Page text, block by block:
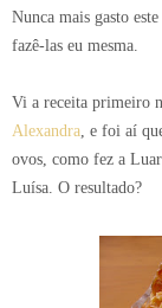
Nunca mais gasto
fazê-las eu mesma.
Vi a receita primeiro
Alexandra , e foi aí
ovos, como fez a
Luísa. O resultado?